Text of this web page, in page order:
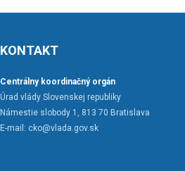
KONTAKT
Centrálny koordinačný orgán
Úrad vlády Slovenskej republiky
Námestie slobody 1, 813 70 Bratislava
E-mail: cko@vlada.gov.sk